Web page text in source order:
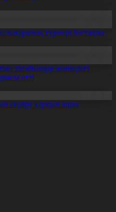
турнирі басталды
тағайындау жөніндегі
өтті
өндіру қарқын алды